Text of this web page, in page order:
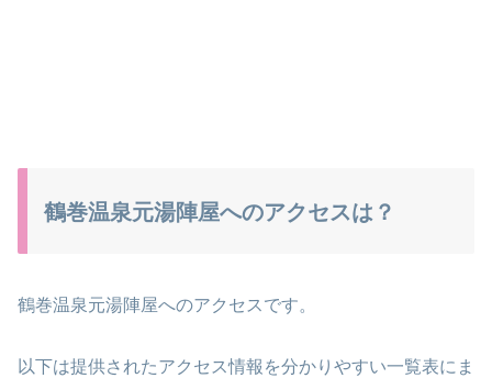
鶴巻温泉元湯陣屋へのアクセスは？
鶴巻温泉元湯陣屋へのアクセスです。
以下は提供されたアクセス情報を分かりやすい一覧表にま